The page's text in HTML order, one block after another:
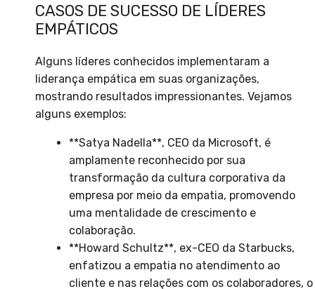
CASOS DE SUCESSO DE LÍDERES
EMPÁTICOS
Alguns líderes conhecidos implementaram a
liderança empática em suas organizações,
mostrando resultados impressionantes. Vejamos
alguns exemplos:
**Satya Nadella**, CEO da Microsoft, é
amplamente reconhecido por sua
transformação da cultura corporativa da
empresa por meio da empatia, promovendo
uma mentalidade de crescimento e
colaboração.
**Howard Schultz**, ex-CEO da Starbucks,
enfatizou a empatia no atendimento ao
cliente e nas relações com os colaboradores, o